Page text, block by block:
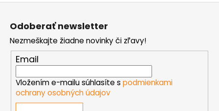
Odoberať newsletter
Nezmeškajte žiadne novinky či zľavy!
Email
Vložením e-mailu súhlasíte s podmienkami
ochrany osobných údajov